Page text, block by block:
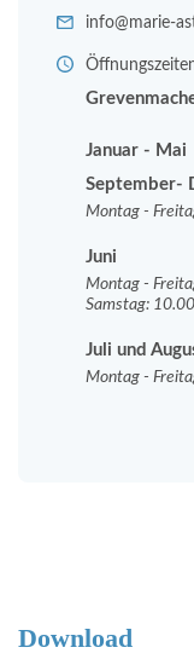
info@marie-
Januar - Mai
September-
Montag -
Juni
Montag -
Samstag:
Juli und
Montag -
Download